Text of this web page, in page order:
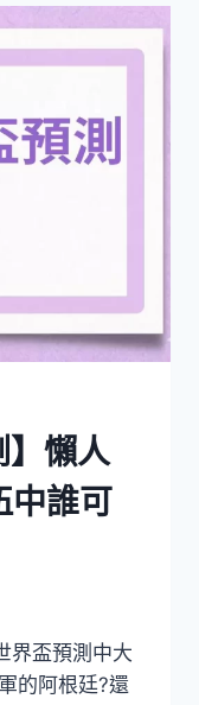
】懶人
中誰可
界盃預測中大
的阿根廷?還